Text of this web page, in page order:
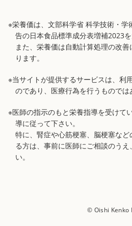
※栄養価は、文部科学省 科学技術・学
告の日本食品標準成分表増補2023を
また、栄養価は自動計算処理の改
ります。
※当サイトが提供するサービスは、利
のであり、医療行為を行うものでは
※医師の指示のもと栄養指導を受けて
導に従って下さい。
特に、腎症や心筋梗塞、脳梗塞な
る方は、事前に医師にご相談のう
い。
© Oishi Kenko